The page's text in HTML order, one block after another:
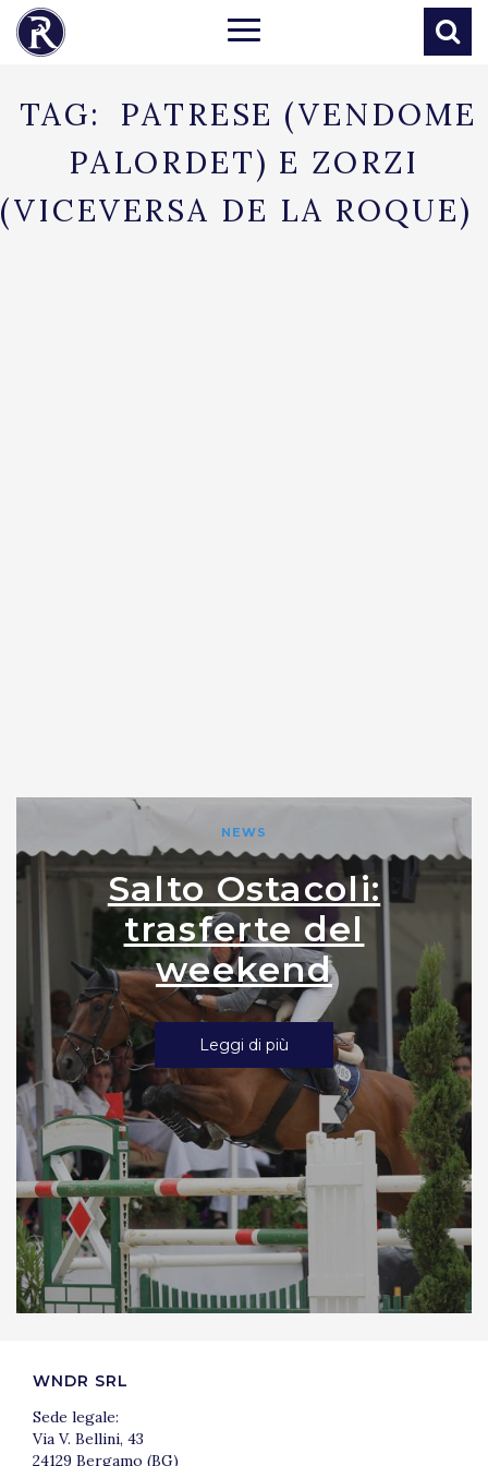
TAG:
PATRESE (VENDOME
PALORDET) E ZORZI
(VICEVERSA DE LA ROQUE)
NEWS
Salto Ostacoli:
trasferte del
weekend
Leggi di più
WNDR SRL
Sede legale:
Via V. Bellini, 43
24129 Bergamo (BG)